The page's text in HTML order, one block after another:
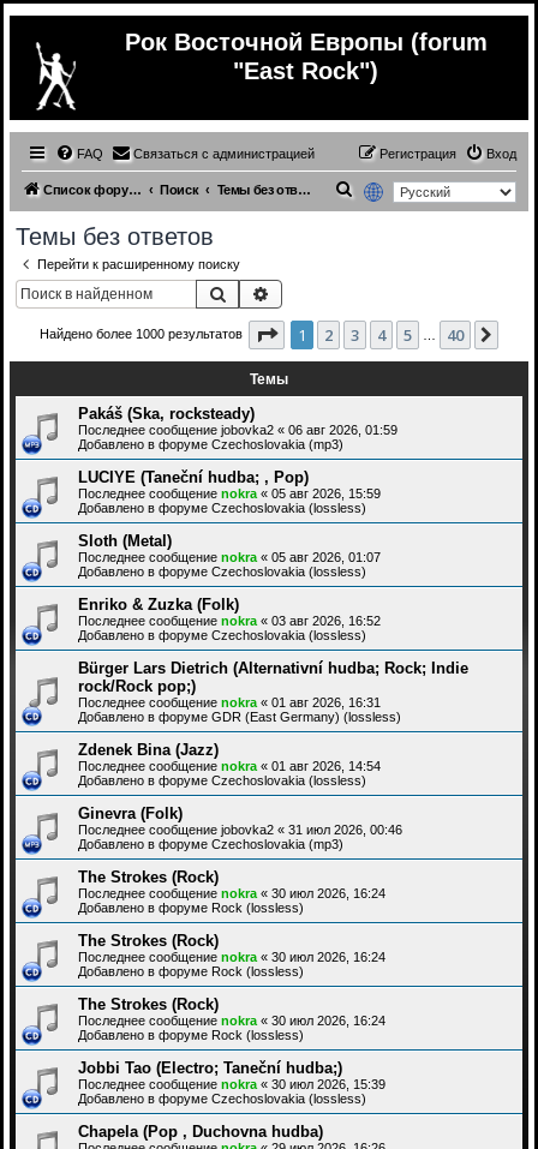
Рок Восточной Европы (forum
"East Rock")
FAQ Связаться с администрацией Вход
Регистрация
Список форумов Поиск Темы без ответов
Темы без ответов
Перейти к расширенному поиску
Поиск
Найдено более 1000 результатов Страница из 40
1 2 3 4 5 40
Темы
Pakáš (Ska, rocksteady)
Последнее сообщение jobovka2 « 06 авг 2026, 01:59
Добавлено в форуме Czechoslovakia (mp3)
LUCIYE (Taneční hudba; , Pop)
Последнее сообщение nokra « 05 авг 2026, 15:59
Добавлено в форуме Czechoslovakia (lossless)
Sloth (Metal)
Последнее сообщение nokra « 05 авг 2026, 01:07
Добавлено в форуме Czechoslovakia (lossless)
Enriko & Zuzka (Folk)
Последнее сообщение nokra « 03 авг 2026, 16:52
Добавлено в форуме Czechoslovakia (lossless)
Bürger Lars Dietrich (Alternativní hudba; Rock; Indie
rock/Rock pop;)
Последнее сообщение nokra « 01 авг 2026, 16:31
Добавлено в форуме GDR (East Germany) (lossless)
Zdenek Bina (Jazz)
Последнее сообщение nokra « 01 авг 2026, 14:54
Добавлено в форуме Czechoslovakia (lossless)
Ginevra (Folk)
Последнее сообщение jobovka2 « 31 июл 2026, 00:46
Добавлено в форуме Czechoslovakia (mp3)
The Strokes (Rock)
Последнее сообщение nokra « 30 июл 2026, 16:24
Добавлено в форуме Rock (lossless)
The Strokes (Rock)
Последнее сообщение nokra « 30 июл 2026, 16:24
Добавлено в форуме Rock (lossless)
The Strokes (Rock)
Последнее сообщение nokra « 30 июл 2026, 16:24
Добавлено в форуме Rock (lossless)
Jobbi Tao (Electro; Taneční hudba;)
Последнее сообщение nokra « 30 июл 2026, 15:39
Добавлено в форуме Czechoslovakia (lossless)
Chapela (Pop , Duchovna hudba)